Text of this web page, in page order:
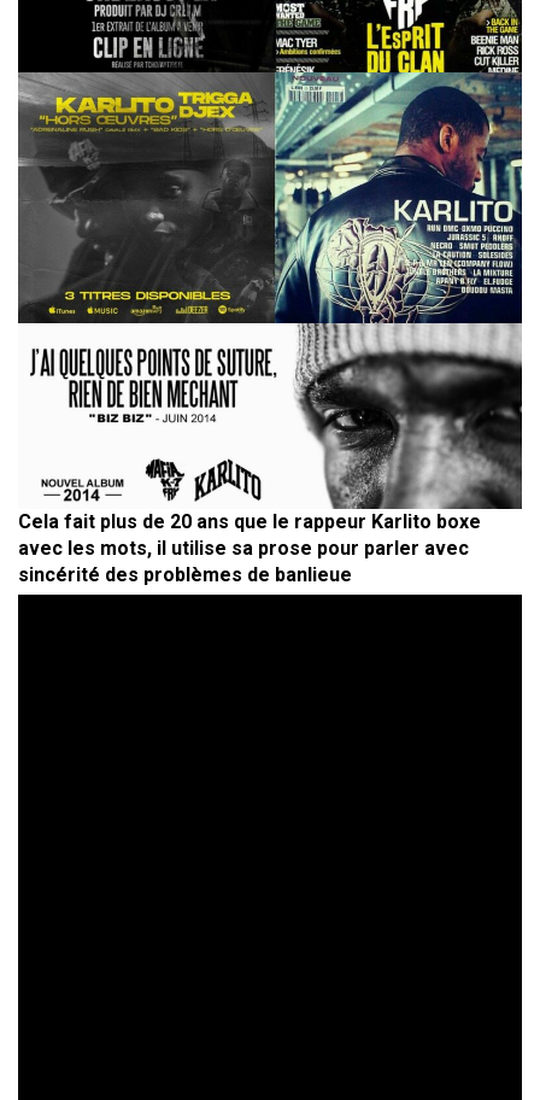
Cela fait plus de 20 ans que le rappeur Karlito boxe
avec les mots, il utilise sa prose pour parler avec
sincérité des problèmes de banlieue